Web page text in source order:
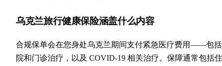
乌克兰旅行健康保险涵盖什么内容
合规保单会在您身处乌克兰期间支付紧急医疗费用——包
院和门诊治疗，以及 COVID-19 相关治疗。保障通常包括住